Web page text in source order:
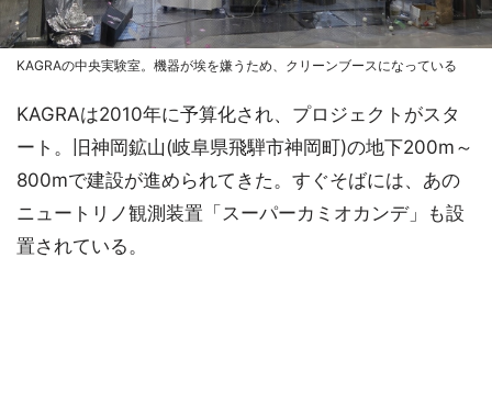
KAGRAの中央実験室。機器が埃を嫌うため、クリーンブースになっている
KAGRAは2010年に予算化され、プロジェクトがスタ
ート。旧神岡鉱山(岐阜県飛騨市神岡町)の地下200m～
800mで建設が進められてきた。すぐそばには、あの
ニュートリノ観測装置「スーパーカミオカンデ」も設
置されている。